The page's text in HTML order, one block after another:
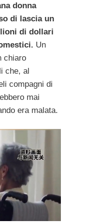
donna
di lascia un
di dollari
Un
chiaro
che, al
compagni di
mai
era malata.